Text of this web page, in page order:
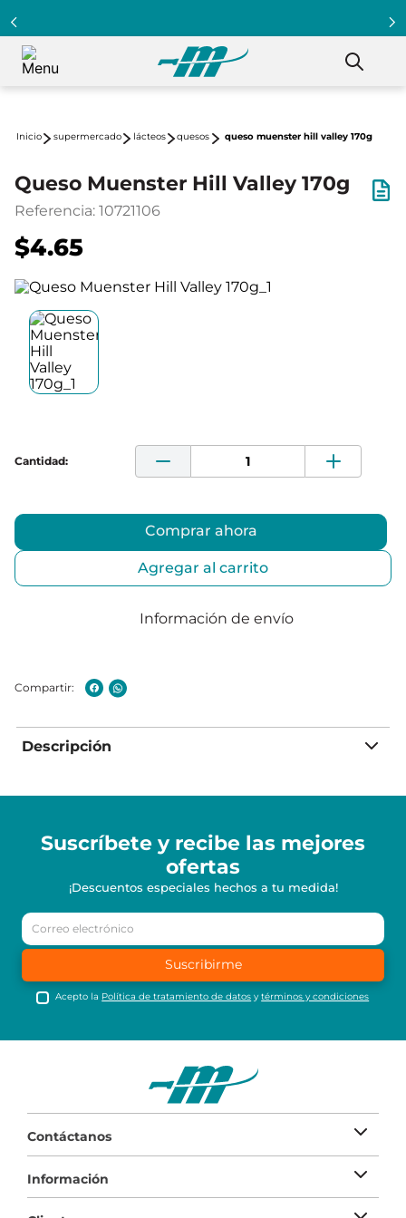
supermercado lácteos quesos queso muenster hill valley 170g
Queso Muenster Hill Valley 170g
Referencia: 10721106
$4.65
Comprar ahora
Agregar al carrito
Información de envío
Descripción
Suscríbete y recibe las mejores
ofertas
¡Descuentos especiales hechos a tu medida!
Suscribirme
Acepto la Política de tratamiento de datos ytérminos y condiciones
Contáctanos
Información